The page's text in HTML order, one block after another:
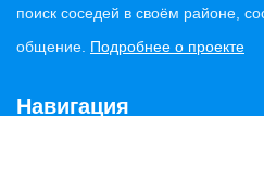
поиск соседей в своём районе,
общение. Подробнее о проекте
Навигация